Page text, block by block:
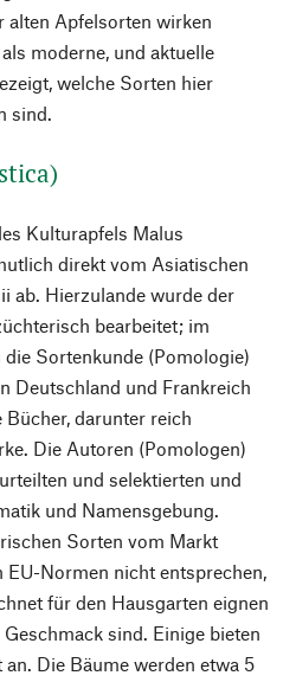
alten Apfelsorten wirken
moderne, und aktuelle
welche Sorten hier
sind.
Kulturapfels Malus
direkt vom Asiatischen
ab. Hierzulande wurde der
bearbeitet; im
die Sortenkunde (Pomologie)
Deutschland und Frankreich
darunter reich
Die Autoren (Pomologen)
und selektierten und
und Namensgebung.
Sorten vom Markt
EU-Normen nicht entsprechen,
für den Hausgarten eignen
sind. Einige bieten
Die Bäume werden etwa 5